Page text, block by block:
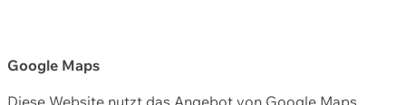
Google Maps